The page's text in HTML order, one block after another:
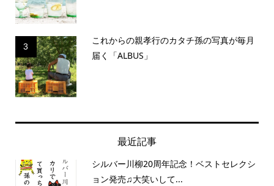
3
これからの親孝行のカタチ孫の写真が毎月
届く「ALBUS」
最近記事
シルバー川柳20周年記念！ベストセレクシ
ョン発売♫大笑いして...